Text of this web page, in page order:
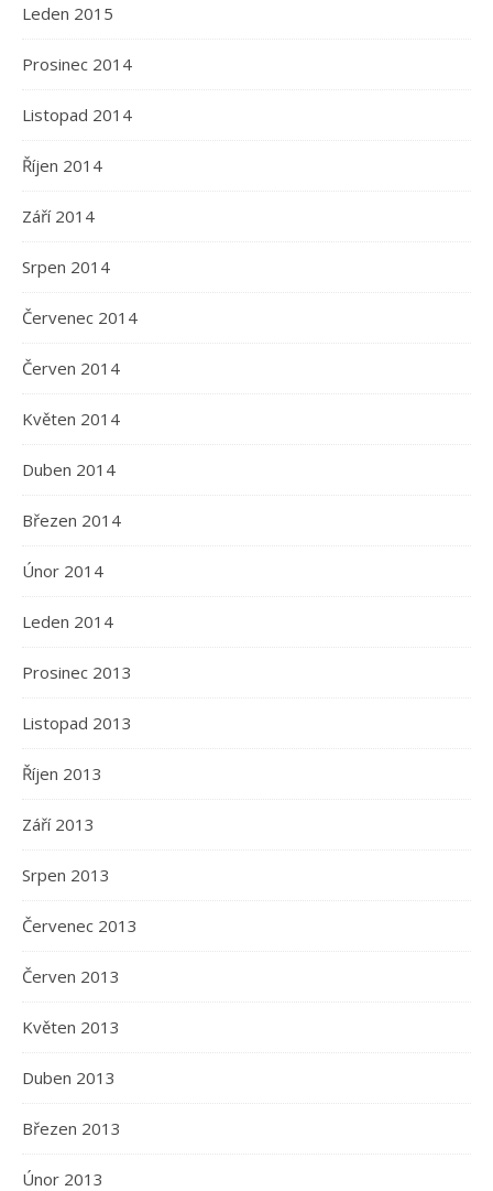
Leden 2015
Prosinec 2014
Listopad 2014
Říjen 2014
Září 2014
Srpen 2014
Červenec 2014
Červen 2014
Květen 2014
Duben 2014
Březen 2014
Únor 2014
Leden 2014
Prosinec 2013
Listopad 2013
Říjen 2013
Září 2013
Srpen 2013
Červenec 2013
Červen 2013
Květen 2013
Duben 2013
Březen 2013
Únor 2013